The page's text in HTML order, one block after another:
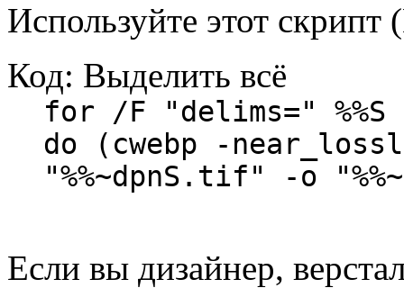
Используйте этот
Код: Выделить всё
for /F "delims="
do (cwebp -
"%%~dpnS.tif" -o
Если вы дизайнер,